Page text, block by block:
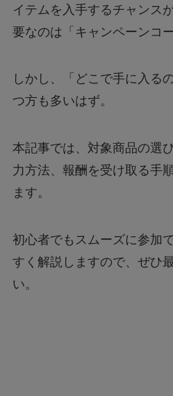
イテムを入手するチャンス
要なのは「キャンペーンコー
しかし、「どこで手に入る
つ方も多いはず。
本記事では、対象商品の選
力方法、報酬を受け取る手
ます。
初心者でもスムーズに参加
すく解説しますので、ぜひ
い。